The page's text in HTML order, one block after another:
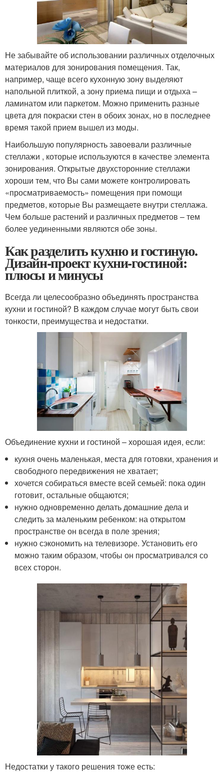
Не забывайте об использовании различных отделочных
материалов для зонирования помещения. Так,
например, чаще всего кухонную зону выделяют
напольной плиткой, а зону приема пищи и отдыха –
ламинатом или паркетом. Можно применить разные
цвета для покраски стен в обоих зонах, но в последнее
время такой прием вышел из моды.
Наибольшую популярность завоевали различные
стеллажи , которые используются в качестве элемента
зонирования. Открытые двухсторонние стеллажи
хороши тем, что Вы сами можете контролировать
«просматриваемость» помещения при помощи
предметов, которые Вы размещаете внутри стеллажа.
Чем больше растений и различных предметов – тем
более уединенными являются обе зоны.
Как разделить кухню и гостиную.
Дизайн-проект кухни-гостиной:
плюсы и минусы
Всегда ли целесообразно объединять пространства
кухни и гостиной? В каждом случае могут быть свои
тонкости, преимущества и недостатки.
Объединение кухни и гостиной – хорошая идея, если:
кухня очень маленькая, места для готовки, хранения и
свободного передвижения не хватает;
хочется собираться вместе всей семьей: пока один
готовит, остальные общаются;
нужно одновременно делать домашние дела и
следить за маленьким ребенком: на открытом
пространстве он всегда в поле зрения;
нужно сэкономить на телевизоре. Установить его
можно таким образом, чтобы он просматривался со
всех сторон.
Недостатки у такого решения тоже есть: